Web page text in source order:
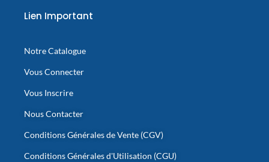
Lien Important
Notre Catalogue
Vous Connecter
Vous Inscrire
Nous Contacter
Conditions Générales de Vente (CGV)
Conditions Générales d'Utilisation (CGU)